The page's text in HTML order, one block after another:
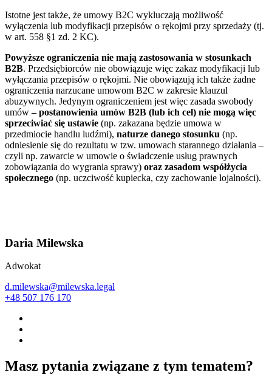
Istotne jest także, że umowy B2C wykluczają możliwość
wyłączenia lub modyfikacji przepisów o rękojmi przy sprzedaży (tj.
w art. 558 §1 zd. 2 KC).
Powyższe ograniczenia nie mają zastosowania w stosunkach
B2B. Przedsiębiorców nie obowiązuje więc zakaz modyfikacji lub
wyłączania przepisów o rękojmi. Nie obowiązują ich także żadne
ograniczenia narzucane umowom B2C w zakresie klauzul
abuzywnych. Jedynym ograniczeniem jest więc zasada swobody
umów– postanowienia umów B2B (lub ich cel) nie mogą więc
sprzeciwiać się ustawie (np. zakazana będzie umowa w
przedmiocie handlu ludźmi), naturze danego stosunku (np.
odniesienie się do rezultatu w tzw. umowach starannego działania –
czyli np. zawarcie w umowie o świadczenie usług prawnych
zobowiązania do wygrania sprawy) oraz zasadom współżycia
społecznego (np. uczciwość kupiecka, czy zachowanie lojalności).
Daria Milewska
Adwokat
d.milewska@milewska.legal
+48 507 176 170
Masz pytania związane z tym tematem?